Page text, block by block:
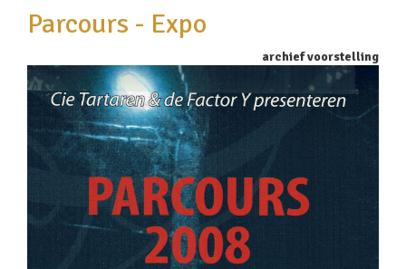
Parcours - Expo
archief voorstelling